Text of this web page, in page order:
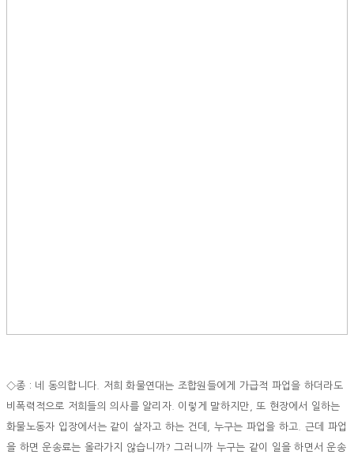
◇종 : 네 동의합니다. 저희 화물연대는 조합원들에게 가급적 파업을 하더라도
비폭력적으로 저희들의 의사를 알리자. 이렇게 말하지만, 또 현장에서 일하는
화물노동자 입장에서는 같이 살자고 하는 건데, 누구는 파업을 하고. 근데 파업
을 하면 운송료는 올라가지 않습니까? 그러니까 누구는 같이 일을 하면서 운송